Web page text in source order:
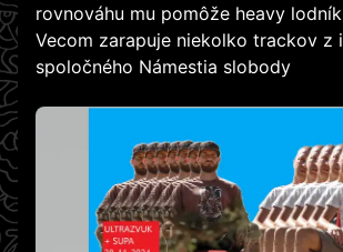
rovnováhu mu pomôže heavy
Vecom zarapuje niekolko trackov z
spoločného Námestia slobody